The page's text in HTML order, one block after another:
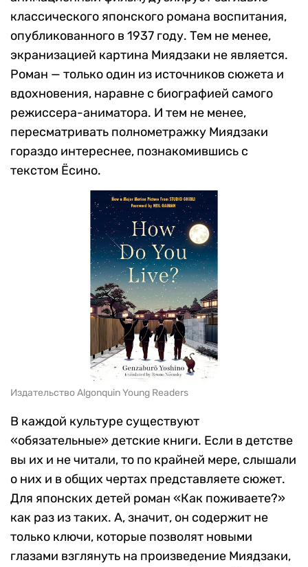
классического японского романа воспитания,
опубликованного в 1937 году. Тем не менее,
экранизацией картина Миядзаки не является.
Роман — только один из источников сюжета и
вдохновения, наравне с биографией самого
режиссера-аниматора. И тем не менее,
пересматривать полнометражку Миядзаки
гораздо интереснее, познакомившись с
текстом Ёсино.
Издательство Algonquin Young Readers
В каждой культуре существуют
«обязательные» детские книги. Если в детстве
вы их и не читали, то по крайней мере, слышали
о них и в общих чертах представляете сюжет.
Для японских детей роман «Как поживаете?»
как раз из таких. А, значит, он содержит не
только ключи, которые позволят новыми
глазами взглянуть на произведение Миядзаки,